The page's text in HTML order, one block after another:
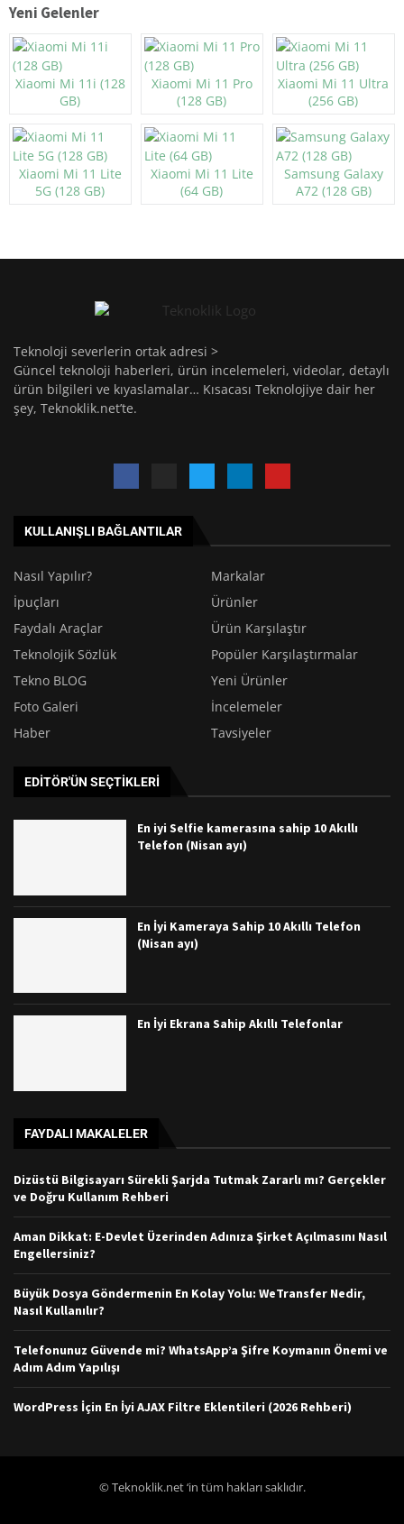
Yeni Gelenler
Xiaomi Mi 11i (128
GB)
Xiaomi Mi 11 Pro
(128 GB)
Xiaomi Mi 11 Ultra
(256 GB)
Xiaomi Mi 11 Lite
5G (128 GB)
Xiaomi Mi 11 Lite
(64 GB)
Samsung Galaxy
A72 (128 GB)
Teknoloji severlerin ortak adresi >
Güncel teknoloji haberleri, ürün incelemeleri, videolar, detaylı
ürün bilgileri ve kıyaslamalar… Kısacası Teknolojiye dair her
şey, Teknoklik.net’te.
KULLANIŞLI BAĞLANTILAR
Nasıl Yapılır?
Markalar
İpuçları
Ürünler
Faydalı Araçlar
Ürün Karşılaştır
Teknolojik Sözlük
Popüler Karşılaştırmalar
Tekno BLOG
Yeni Ürünler
Foto Galeri
İncelemeler
Haber
Tavsiyeler
EDITÖR'ÜN SEÇTIKLERI
En iyi Selfie kamerasına sahip 10 Akıllı
Telefon (Nisan ayı)
En İyi Kameraya Sahip 10 Akıllı Telefon
(Nisan ayı)
En İyi Ekrana Sahip Akıllı Telefonlar
FAYDALI MAKALELER
Dizüstü Bilgisayarı Sürekli Şarjda Tutmak Zararlı mı? Gerçekler
ve Doğru Kullanım Rehberi
Aman Dikkat: E-Devlet Üzerinden Adınıza Şirket Açılmasını Nasıl
Engellersiniz?
Büyük Dosya Göndermenin En Kolay Yolu: WeTransfer Nedir,
Nasıl Kullanılır?
Telefonunuz Güvende mi? WhatsApp’a Şifre Koymanın Önemi ve
Adım Adım Yapılışı
WordPress İçin En İyi AJAX Filtre Eklentileri (2026 Rehberi)
© Teknoklik.net ‘in tüm hakları saklıdır.